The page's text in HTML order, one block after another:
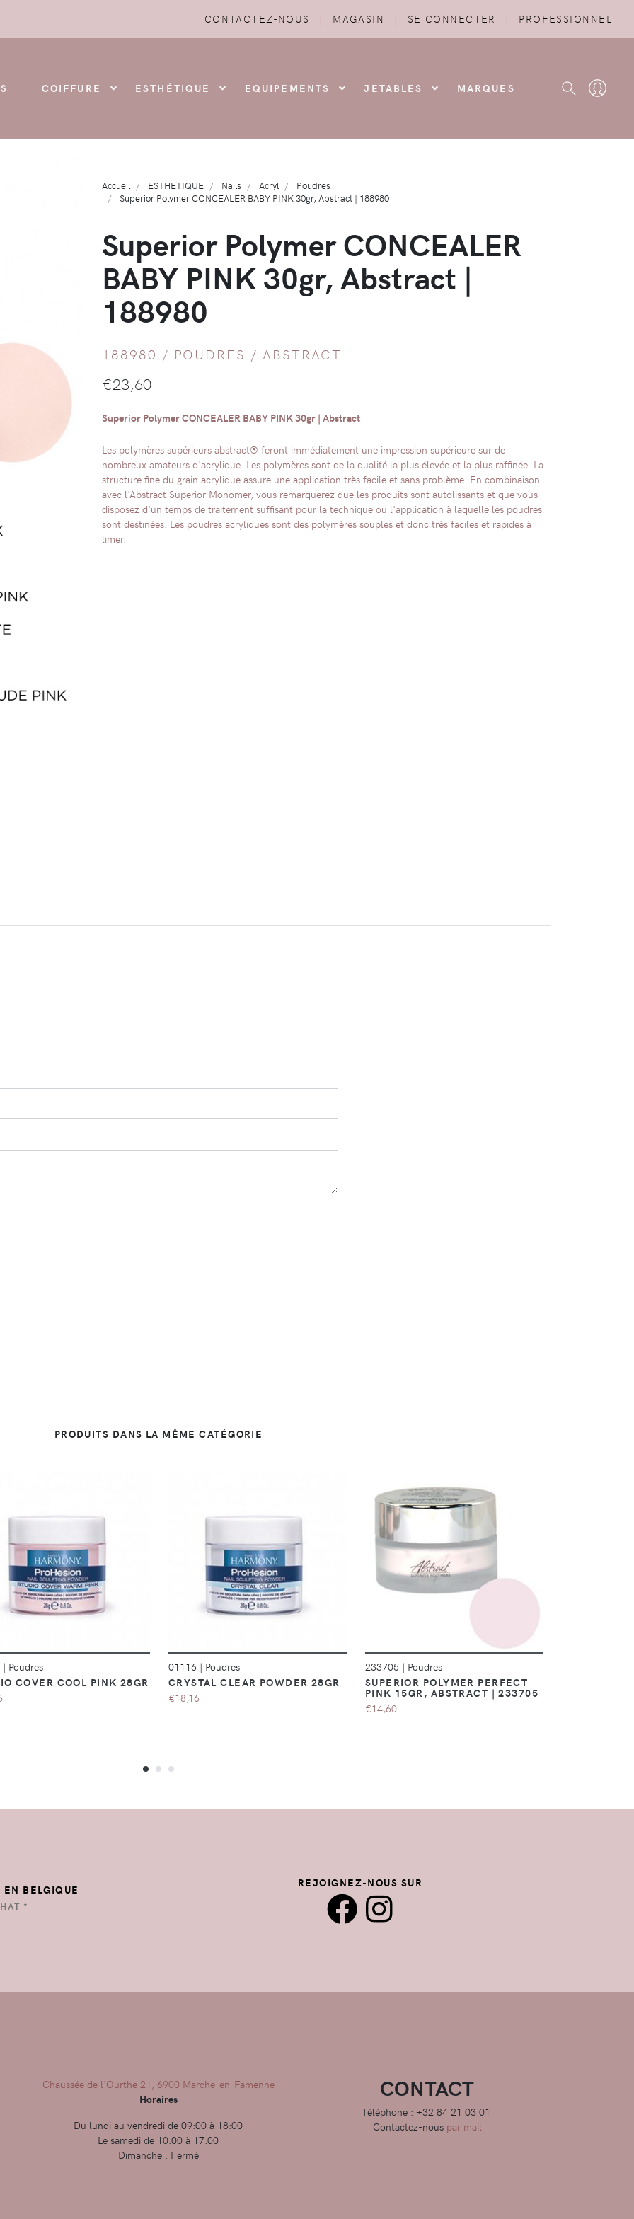
CONTACTEZ-NOUS | MAGASIN | SE CONNECTER | PROFESSIONNEL
COIFFURE ESTHÉTIQUE EQUIPEMENTS JETABLES MARQUES
Accueil ESTHETIQUE Nails Acryl
Poudres
Superior Polymer CONCEALER BABY PINK 30gr, Abstract | 188980
Superior Polymer CONCEALER
BABY PINK 30gr, Abstract |
188980
188980 / POUDRES / ABSTRACT
€23,60
Superior Polymer CONCEALER BABY PINK 30gr | Abstract
Les polymères supérieurs abstract® feront immédiatement une impression supérieure sur de
nombreux amateurs d'acrylique. Les polymères sont de la qualité la plus élevée et la plus raffinée. La
structure fine du grain acrylique assure une application très facile et sans problème. En combinaison
avec l'Abstract Superior Monomer, vous remarquerez que les produits sont autolissants et que vous
disposez d'un temps de traitement suffisant pour la technique ou l'application à laquelle les poudres
sont destinées. Les poudres acryliques sont des polymères souples et donc très faciles et rapides à
limer.
PRODUITS DANS LA MÊME CATÉGORIE
DÉTAILS
| Poudres
COVER COOL PINK 28GR
DÉTAILS
01116 | Poudres
CRYSTAL CLEAR POWDER 28GR
€18,16
233705 | Poudres
SUPERIOR POLYMER PERFECT
PINK 15GR, ABSTRACT | 233705
€14,60
BELGIQUE
*
REJOIGNEZ-NOUS SUR
Chaussée de l'Ourthe 21, 6900 Marche-en-Famenne
Horaires
Du lundi au vendredi de 09:00 à 18:00
Le samedi de 10:00 à 17:00
Dimanche : Fermé
CONTACT
Téléphone : +32 84 21 03 01
Contactez-nous par mail